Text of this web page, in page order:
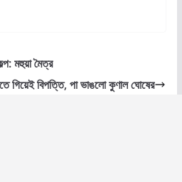
মহুয়া মৈত্র
গিয়েই বিপত্তি, পা ভাঙলো কুণাল ঘোষের